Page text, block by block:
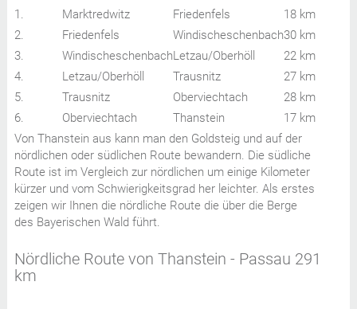
1. Marktredwitz Friedenfels
18 km
2.
Friedenfels Windischeschenbach30 km
3.
WindischeschenbachLetzau/Oberhöll
22 km
4.
Letzau/Oberhöll Trausnitz
27 km
5.
Trausnitz Oberviechtach
28 km
6.
Oberviechtach Thanstein
17 km
Von Thanstein aus kann man den Goldsteig und auf der
nördlichen oder südlichen Route bewandern. Die südliche
Route ist im Vergleich zur nördlichen um einige Kilometer
kürzer und vom Schwierigkeitsgrad her leichter. Als erstes
zeigen wir Ihnen die nördliche Route die über die Berge
des Bayerischen Wald führt.
Nördliche Route von Thanstein - Passau 291
km